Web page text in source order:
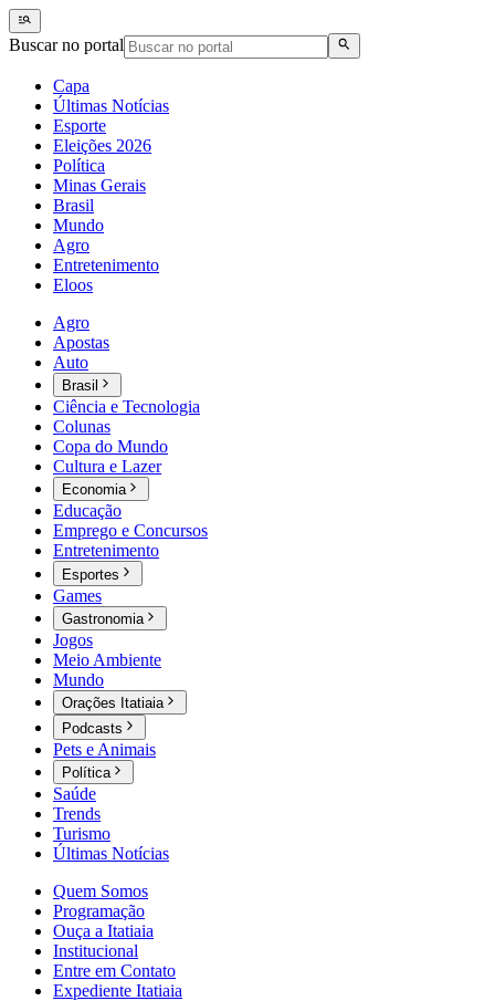
Buscar no portal
Capa
Últimas Notícias
Esporte
Eleições 2026
Política
Minas Gerais
Brasil
Mundo
Agro
Entretenimento
Eloos
Agro
Apostas
Auto
Brasil
Ciência e Tecnologia
Colunas
Copa do Mundo
Cultura e Lazer
Economia
Educação
Emprego e Concursos
Entretenimento
Esportes
Games
Gastronomia
Jogos
Meio Ambiente
Mundo
Orações Itatiaia
Podcasts
Pets e Animais
Política
Saúde
Trends
Turismo
Últimas Notícias
Quem Somos
Programação
Ouça a Itatiaia
Institucional
Entre em Contato
Expediente Itatiaia